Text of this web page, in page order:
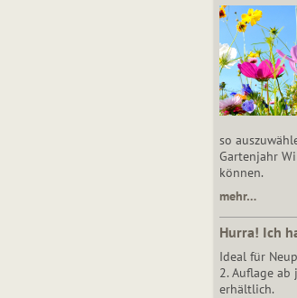
so
Gartenjahr
können.
mehr…
Hurra! Ich
Ideal für
2. Auflage ab
erhältlich.